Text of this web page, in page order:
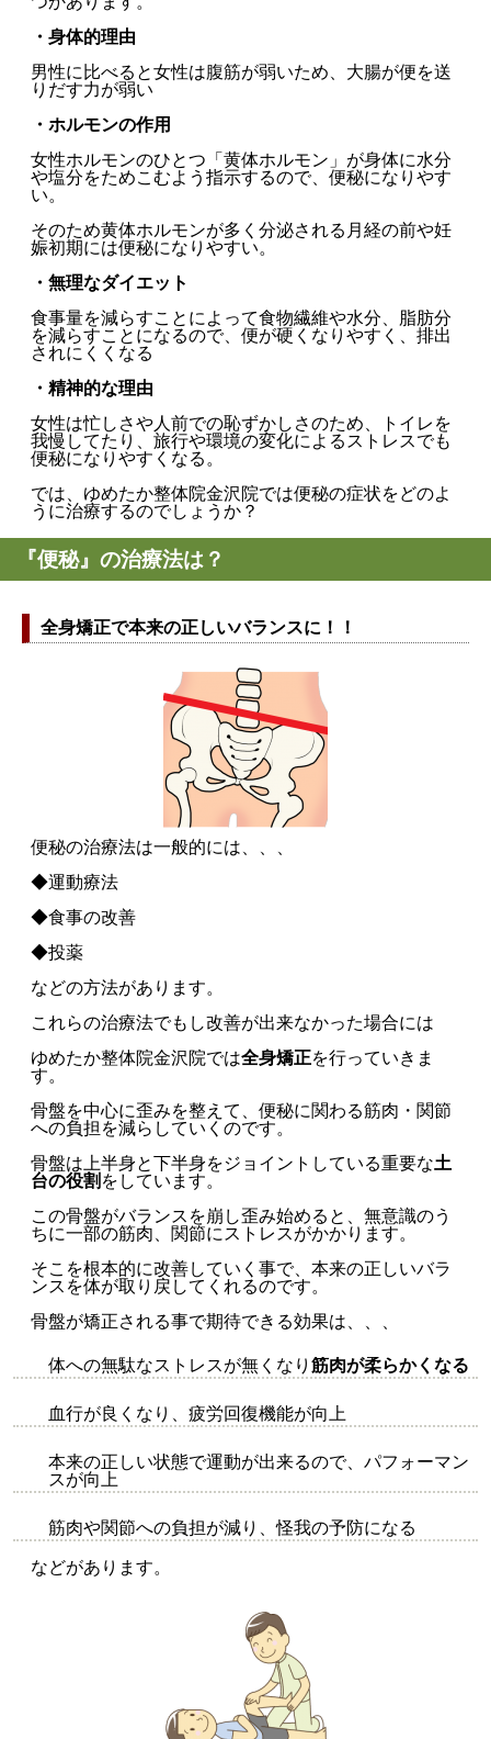
・身体的理由
男性に比べると女性は腹筋が弱いため、大腸が便を送
りだす力が弱い
・ホルモンの作用
女性ホルモンのひとつ「黄体ホルモン」が身体に水分
や塩分をためこむよう指示するので、便秘になりやす
い。
そのため黄体ホルモンが多く分泌される月経の前や妊
娠初期には便秘になりやすい。
・無理なダイエット
食事量を減らすことによって食物繊維や水分、脂肪分
を減らすことになるので、便が硬くなりやすく、排出
されにくくなる
・精神的な理由
女性は忙しさや人前での恥ずかしさのため、トイレを
我慢してたり、旅行や環境の変化によるストレスでも
便秘になりやすくなる。
では、ゆめたか整体院金沢院では便秘の症状をどのよ
うに治療するのでしょうか？
『便秘』の治療法は？
全身矯正で本来の正しいバランスに！！
便秘の治療法は一般的には、、、
◆運動療法
◆食事の改善
◆投薬
などの方法があります。
これらの治療法でもし改善が出来なかった場合には
ゆめたか整体院金沢院では全身矯正を行っていきま
す。
骨盤を中心に歪みを整えて、便秘に関わる筋肉・関節
への負担を減らしていくのです。
骨盤は上半身と下半身をジョイントしている重要な土
台の役割 をしています。
この骨盤がバランスを崩し歪み始めると、無意識のう
ちに一部の筋肉、関節にストレスがかかります。
そこを根本的に改善していく事で、本来の正しいバラ
ンスを体が取り戻してくれるのです。
骨盤が矯正される事で期待できる効果は、、、
体への無駄なストレスが無くなり 筋肉が柔らかくなる
血行が良くなり、疲労回復機能が向上
本来の正しい状態で運動が出来るので、パフォーマン
スが向上
筋肉や関節への負担が減り、怪我の予防になる
などがあります。